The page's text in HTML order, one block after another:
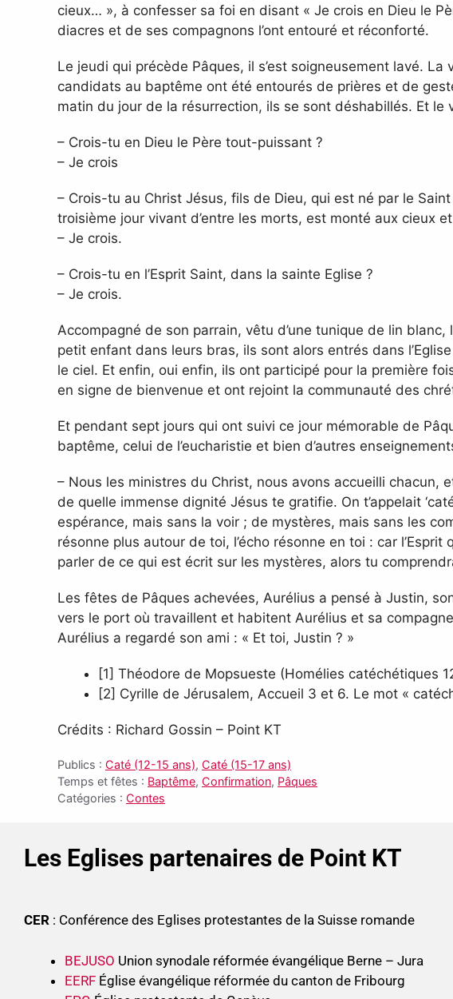
cieux… », à confesser sa foi en disant « Je crois en Dieu le
diacres et de ses compagnons l’ont entouré et réconforté.
Le jeudi qui précède Pâques, il s’est soigneusement lavé.
candidats au baptême ont été entourés de prières et de
matin du jour de la résurrection, ils se sont déshabillés. Et
– Crois-tu en Dieu le Père tout-puissant ?
– Je crois
– Crois-tu au Christ Jésus, fils de Dieu, qui est né par le
troisième jour vivant d’entre les morts, est monté aux cieux
– Je crois.
– Crois-tu en l’Esprit Saint, dans la sainte Eglise ?
– Je crois.
Accompagné de son parrain, vêtu d’une tunique de lin
petit enfant dans leurs bras, ils sont alors entrés dans
le ciel. Et enfin, oui enfin, ils ont participé pour la première
en signe de bienvenue et ont rejoint la communauté des
Et pendant sept jours qui ont suivi ce jour mémorable de
baptême, celui de l’eucharistie et bien d’autres
– Nous les ministres du Christ, nous avons accueilli chacun,
de quelle immense dignité Jésus te gratifie. On t’appelait
espérance, mais sans la voir ; de mystères, mais sans les
résonne plus autour de toi, l’écho résonne en toi : car
parler de ce qui est écrit sur les mystères, alors tu
Les fêtes de Pâques achevées, Aurélius a pensé à Justin,
vers le port où travaillent et habitent Aurélius et sa
Aurélius a regardé son ami : « Et toi, Justin ? »
[1] Théodore de Mopsueste (Homélies catéchétiques
[2] Cyrille de Jérusalem, Accueil 3 et 6. Le mot «
Crédits : Richard Gossin – Point KT
Publics : Caté (12-15 ans), Caté (15-17 ans)
Temps et fêtes : Baptême, Confirmation, Pâques
Catégories : Contes
Les Eglises partenaires de Point KT
CER : Conférence des Eglises protestantes de la Suisse romande
BEJUSO Union synodale réformée évangélique Berne – Jura
EERF Église évangélique réformée du canton de Fribourg